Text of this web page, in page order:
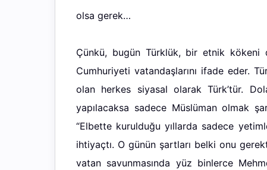
olsa gerek…
Çünkü, bugün Türklük, bir etnik kökeni
Cumhuriyeti vatandaşlarını ifade eder.
olan herkes siyasal olarak Türk’tür.
yapılacaksa sadece Müslüman olmak
“Elbette kurulduğu yıllarda sadece
ihtiyaçtı. O günün şartları belki onu
vatan savunmasında yüz binlerce